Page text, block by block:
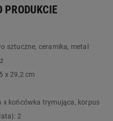
do usuwania owłosienia z
600 mAh zapewniający
podróżnej
regulowania brwi i
PRODUKCIE
sztuczne, ceramika, metal
x 29,2 cm
x końcówka trymująca, korpus
2